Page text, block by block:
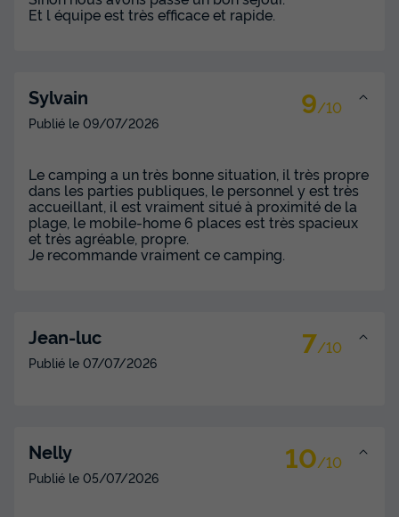
Et l équipe est très efficace et rapide.
Sylvain 9/10
Publié le 09/07/2026
Le camping a un très bonne situation, il très propre
dans les parties publiques, le personnel y est très
accueillant, il est vraiment situé à proximité de la
plage, le mobile-home 6 places est très spacieux
et très agréable, propre.
Je recommande vraiment ce camping.
Jean-luc 7/10
Publié le 07/07/2026
Nelly 10/10
Publié le 05/07/2026